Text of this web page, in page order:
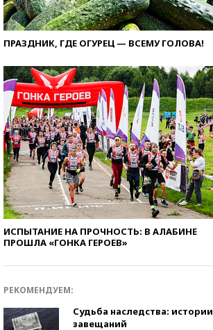
ПРАЗДНИК, ГДЕ ОГУРЕЦ — ВСЕМУ ГОЛОВА!
ИСПЫТАНИЕ НА ПРОЧНОСТЬ: В АЛАБИНЕ
ПРОШЛА «ГОНКА ГЕРОЕВ»
РЕКОМЕНДУЕМ:
Судьба наследства:
завещаний